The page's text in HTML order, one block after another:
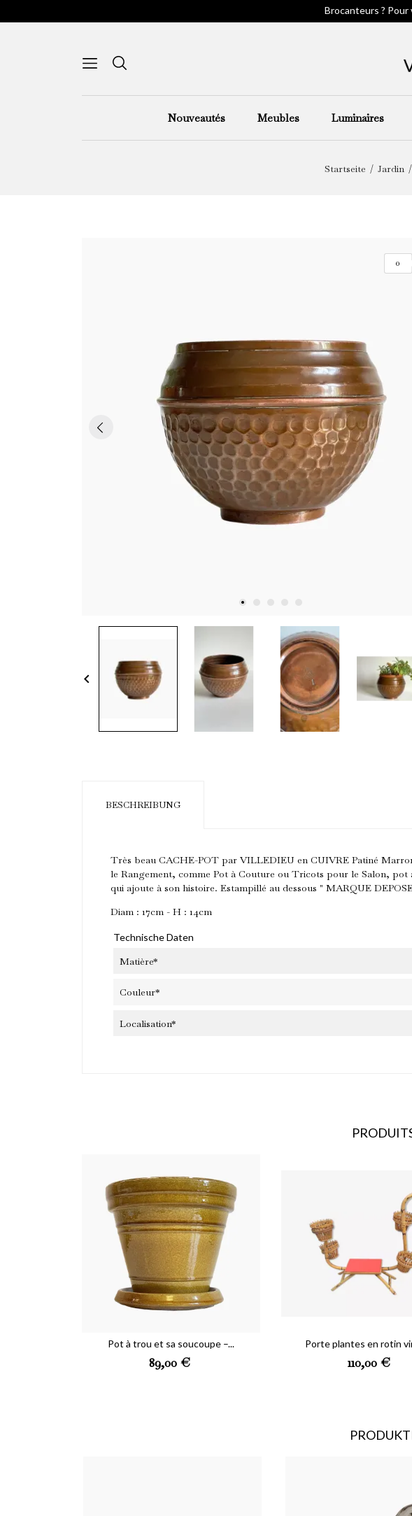
Brocanteurs ? Pour
Nouveautés Meubles Luminaires
Startseite Jardin
0
keyboard_arrow_left
BESCHREIBUNG
Très beau CACHE-POT par VILLEDIEU en CUIVRE Patiné
le Rangement, comme Pot à Couture ou Tricots pour le Salon,
qui ajoute à son histoire. Estampillé au dessous " MARQUE
Diam : 17cm - H : 14cm
Technische Daten
Matière*
Couleur*
Localisation*
Pot à trou et sa soucoupe –...
Preis
89,00 €
Porte plantes en rotin
Preis
110,00 €
We'll never share your email with
J accepte les conditions
You can unsubscribe anytime.